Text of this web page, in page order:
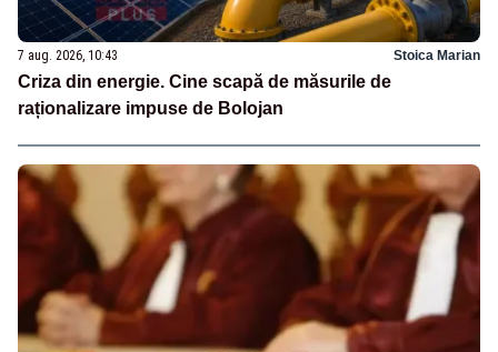
7 aug. 2026, 10:43 Stoica Marian
Criza din energie. Cine scapă de măsurile de
raționalizare impuse de Bolojan